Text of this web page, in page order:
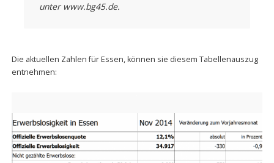
unter www.bg45.de.
Die aktuellen Zahlen für Essen, können sie diesem Tabellenauszug
entnehmen: